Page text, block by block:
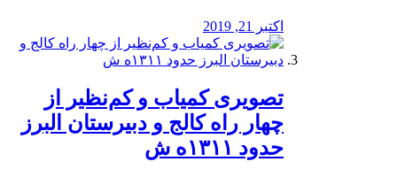
اکتبر 21, 2019
️تصویری کمیاب و کم‌نظیر از
چهار راه كالج و دبيرستان البرز
حدود ۱۳۱۱ه ش